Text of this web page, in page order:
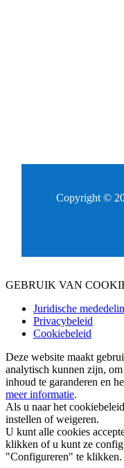
Copyright ©
GEBRUIK VAN
Juridische
Privacybeleid
Cookiebeleid
Deze website maakt
analytisch kunnen zijn,
inhoud te garanderen en
meer informatie.
Als u naar het
instellen of weigeren.
U kunt alle cookies
klikken of u kunt ze
"Configureren" te klikken.